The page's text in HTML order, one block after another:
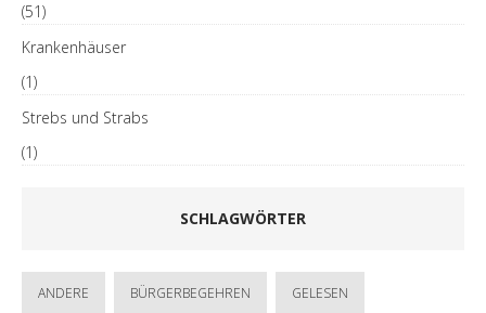
(51)
Krankenhäuser
(1)
Strebs und Strabs
(1)
SCHLAGWÖRTER
ANDERE BÜRGERBEGEHREN GELESEN